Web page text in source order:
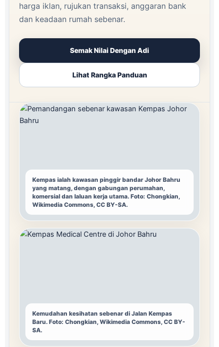
harga iklan, rujukan transaksi, anggaran bank
dan keadaan rumah sebenar.
Semak Nilai Dengan Adi
Lihat Rangka Panduan
Kempas ialah kawasan pinggir bandar Johor Bahru
yang matang, dengan gabungan perumahan,
komersial dan laluan kerja utama. Foto: Chongkian,
Wikimedia Commons, CC BY-SA.
Kemudahan kesihatan sebenar di Jalan Kempas
Baru. Foto: Chongkian, Wikimedia Commons, CC BY-
SA.